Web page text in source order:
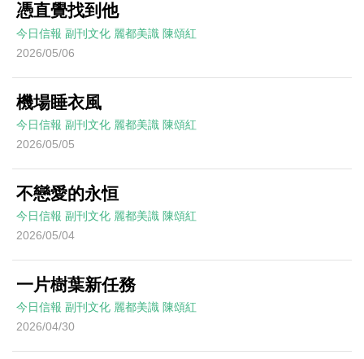
憑直覺找到他
今日信報 副刊文化 麗都美識 陳頌紅
2026/05/06
機場睡衣風
今日信報 副刊文化 麗都美識 陳頌紅
2026/05/05
不戀愛的永恒
今日信報 副刊文化 麗都美識 陳頌紅
2026/05/04
一片樹葉新任務
今日信報 副刊文化 麗都美識 陳頌紅
2026/04/30